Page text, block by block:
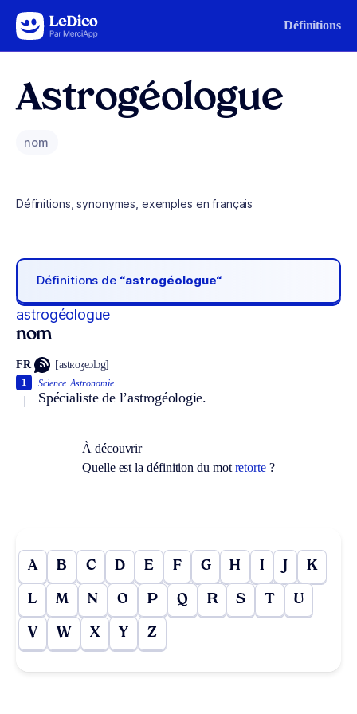
Aller au contenu Définitions
Astrogéologue
nom
Définitions, synonymes, exemples en français
Définitions de “astrogéologue“
astrogéologue
nom
FR [astʀoʒeɔlɔg]
Science. Astronomie.
Spécialiste de l’astrogéologie.
1
À découvrir
Quelle est la définition du mot retorte ?
A B C D E F G H I J K
L M N O P Q R S T U
V W X Y Z